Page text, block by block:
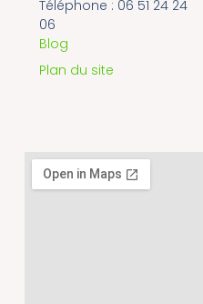
Téléphone : 06 51 24 24
06
Blog
Plan du site